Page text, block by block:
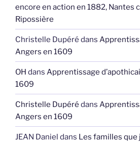
encore en action en 1882, Nantes
Ripossière
Christelle Dupéré dans
Angers en 1609
OH dans Apprentissage
1609
Christelle Dupéré dans
Angers en 1609
JEAN Daniel dans Les familles que